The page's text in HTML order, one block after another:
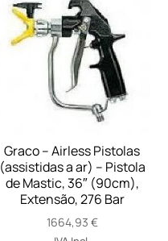
Graco – Airless Pistolas
(assistidas a ar) – Pistola
de Mastic, 36″ (90cm),
Extensão, 276 Bar
1664,93 €